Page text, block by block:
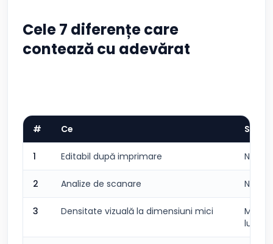
Cele 7 diferențe care
contează cu adevărat
# Ce Static
1 Editabil după imprimare Nu
2 Analize de scanare Nu
3 Densitate vizuală la dimensiuni mici
Mai
lungi)